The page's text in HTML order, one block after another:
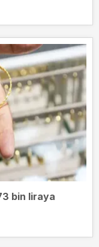
bin liraya